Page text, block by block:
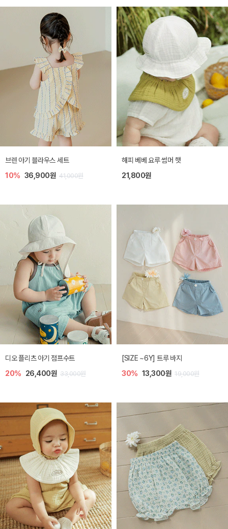
브렌 아기 블라우스 세트
10% 36,900원 41,000원
해피 베베 요루 썸머 햇
21,800원
디오 플리츠 아기 점프수트
20% 26,400원 33,000원
[SIZE ~6Y] 트루 바지
30% 13,300원 19,000원